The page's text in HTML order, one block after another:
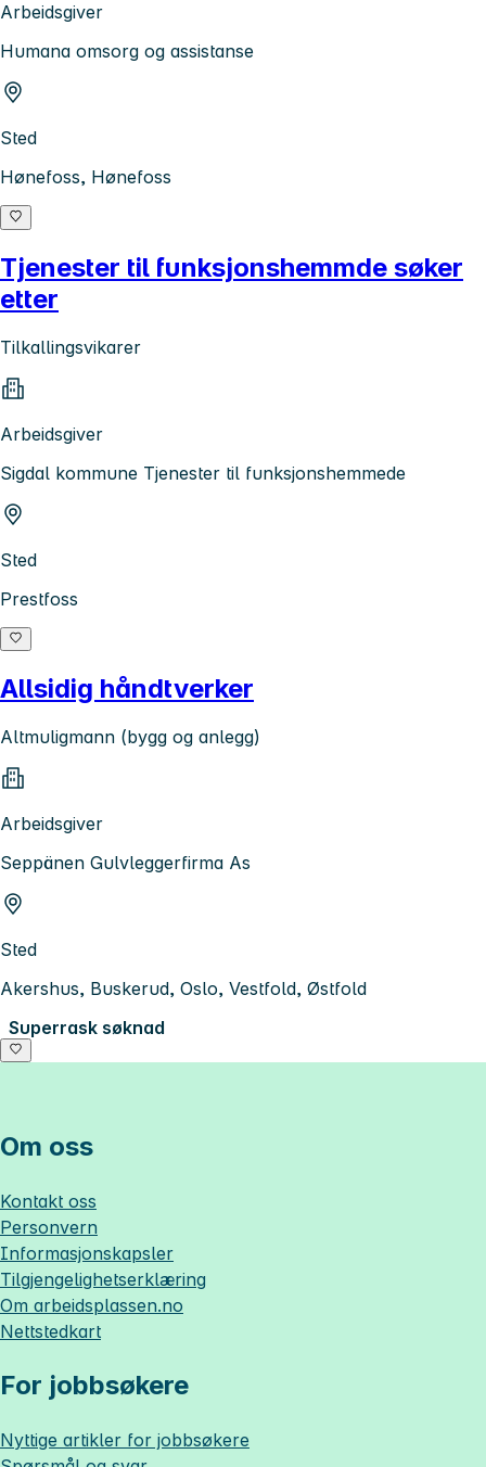
Arbeidsgiver
Humana omsorg og assistanse
Sted
Hønefoss, Hønefoss
Tjenester til funksjonshemmde søker
etter
Tilkallingsvikarer
Arbeidsgiver
Sigdal kommune Tjenester til funksjonshemmede
Sted
Prestfoss
Allsidig håndtverker
Altmuligmann (bygg og anlegg)
Arbeidsgiver
Seppänen Gulvleggerfirma As
Sted
Akershus, Buskerud, Oslo, Vestfold, Østfold
Superrask søknad
Om oss
Kontakt oss
Personvern
Informasjonskapsler
Tilgjengelighetserklæring
Om arbeidsplassen.no
Nettstedkart
For jobbsøkere
Nyttige artikler for jobbsøkere